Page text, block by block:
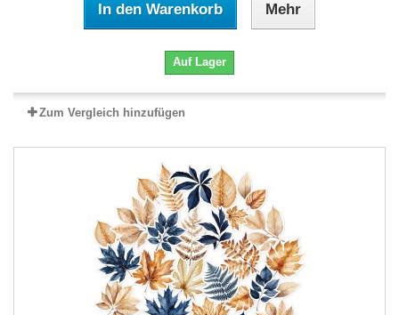
In den Warenkorb Mehr
Auf Lager
Zum Vergleich hinzufügen